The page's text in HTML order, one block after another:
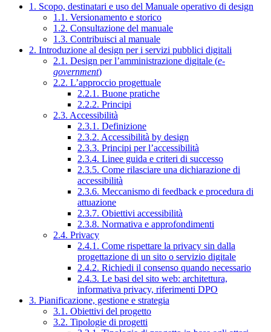
1. Scopo, destinatari e uso del Manuale operativo di design
1.1. Versionamento e storico
1.2. Consultazione del manuale
1.3. Contribuisci al manuale
2. Introduzione al design per i servizi pubblici digitali
2.1. Design per l’amministrazione digitale (e-
government)
2.2. L’approccio progettuale
2.2.1. Buone pratiche
2.2.2. Principi
2.3. Accessibilità
2.3.1. Definizione
2.3.2. Accessibilità by design
2.3.3. Principi per l’accessibilità
2.3.4. Linee guida e criteri di successo
2.3.5. Come rilasciare una dichiarazione di
accessibilità
2.3.6. Meccanismo di feedback e procedura di
attuazione
2.3.7. Obiettivi accessibilità
2.3.8. Normativa e approfondimenti
2.4. Privacy
2.4.1. Come rispettare la privacy sin dalla
progettazione di un sito o servizio digitale
2.4.2. Richiedi il consenso quando necessario
2.4.3. Le basi del sito web: architettura,
informativa privacy, riferimenti DPO
3. Pianificazione, gestione e strategia
3.1. Obiettivi del progetto
3.2. Tipologie di progetti